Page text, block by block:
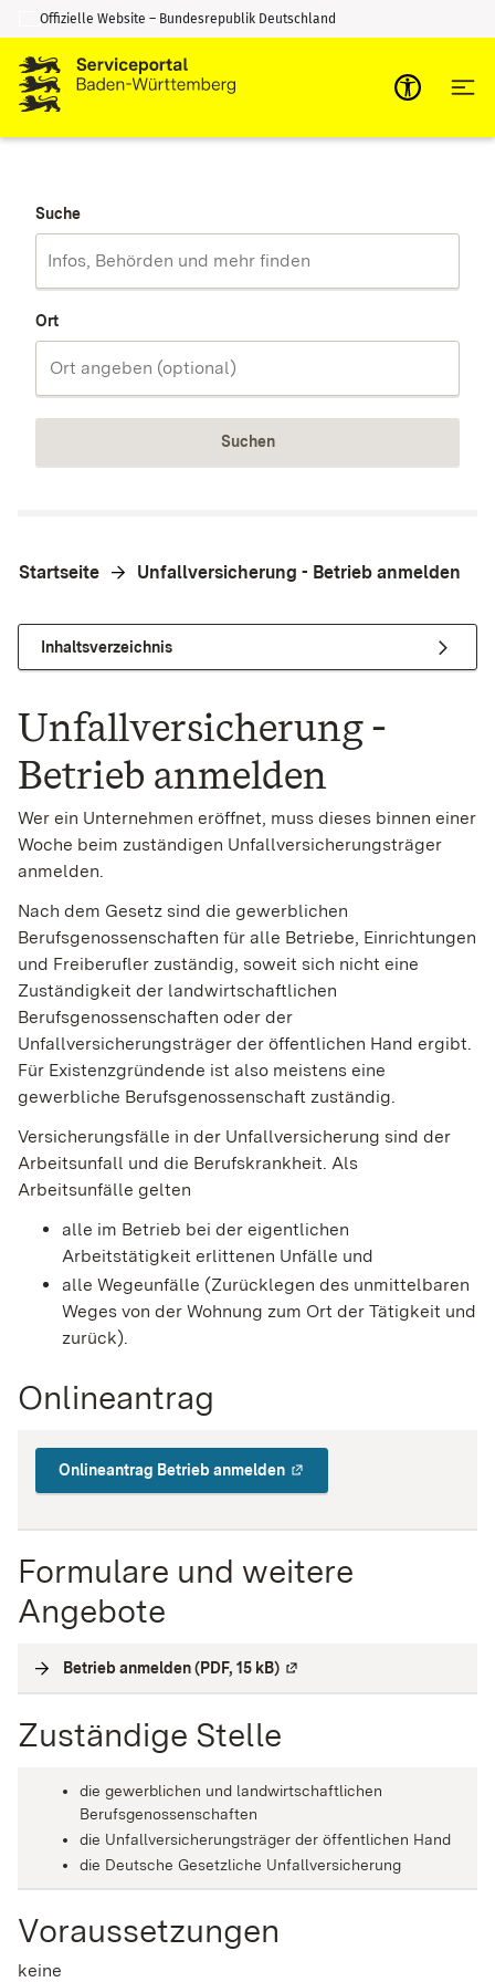
Zum Inhalt springen
Zur Suche springen
Offizielle Website – Bundesrepublik Deutschland
Suche
Ort
Suchen
Startseite Unfallversicherung - Betrieb anmelden
Inhaltsverzeichnis
Unfallversicherung -
Betrieb anmelden
Wer ein Unternehmen eröffnet, muss dieses binnen einer
Woche beim zuständigen Unfallversicherungsträger
anmelden.
Nach dem Gesetz sind die gewerblichen
Berufsgenossenschaften für alle Betriebe, Einrichtungen
und Freiberufler zuständig, soweit sich nicht eine
Zuständigkeit der landwirtschaftlichen
Berufsgenossenschaften oder der
Unfallversicherungsträger der öffentlichen Hand ergibt.
Für Existenzgründende ist also meistens eine
gewerbliche Berufsgenossenschaft zuständig.
Versicherungsfälle in der Unfallversicherung sind der
Arbeitsunfall und die Berufskrankheit. Als
Arbeitsunfälle gelten
alle im Betrieb bei der eigentlichen
Arbeitstätigkeit erlittenen Unfälle und
alle Wegeunfälle (Zurücklegen des unmittelbaren
Weges von der Wohnung zum Ort der Tätigkeit und
zurück).
Onlineantrag
Onlineantrag Betrieb anmelden
Formulare und weitere
Angebote
Betrieb anmelden (PDF, 15 kB) Externe Verlinkung
Zuständige Stelle
die gewerblichen und landwirtschaftlichen
Berufsgenossenschaften
die Unfallversicherungsträger der öffentlichen Hand
die Deutsche Gesetzliche Unfallversicherung
Voraussetzungen
keine